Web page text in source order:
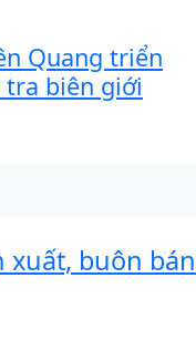
Quang triển
biên giới
xuất, buôn bán